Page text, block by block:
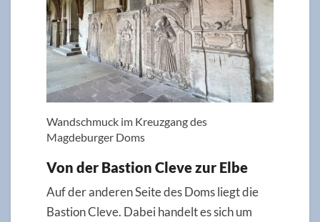
Wandschmuck im Kreuzgang des
Magdeburger Doms
Von der Bastion Cleve zur Elbe
Auf der anderen Seite des Doms liegt die
Bastion Cleve. Dabei handelt es sich um